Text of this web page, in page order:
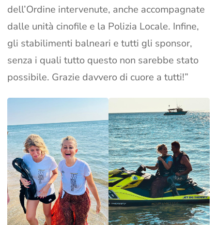
dell’Ordine intervenute, anche accompagnate
dalle unità cinofile e la Polizia Locale. Infine,
gli stabilimenti balneari e tutti gli sponsor,
senza i quali tutto questo non sarebbe stato
possibile. Grazie davvero di cuore a tutti!”